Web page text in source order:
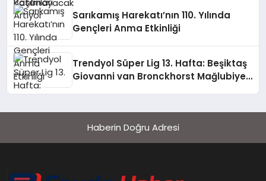
Sarıkamış Harekatı’nın 110. Yılında
Gençleri Anma Etkinliği
Trendyol Süper Lig 13. Hafta: Beşiktaş
Giovanni van Bronckhorst Mağlubiyeti
Haberin Doğru Adresi